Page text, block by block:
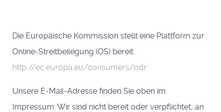
Die Europäische Kommission stellt eine Plattform zur
Online-Streitbeilegung (OS) bereit:
http://ec.europa.eu/consumers/odr
Unsere E-Mail-Adresse finden Sie oben im
Impressum. Wir sind nicht bereit oder verpflichtet, an